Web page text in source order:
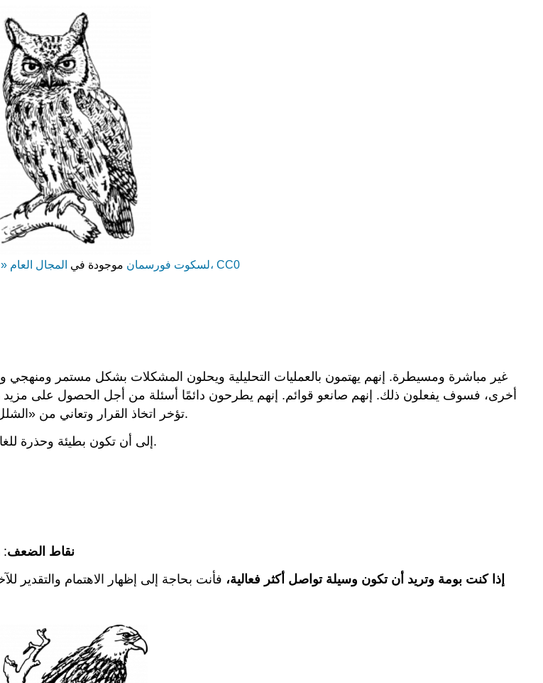
لسكوت فورسمان موجودة في المجال العام، CC0
أخرى، فسوف يفعلون ذلك. إنهم صانعو قوائم. إنهم يطرحون دائمًا أسئلة من أجل الحصول على مزيد
تؤخر اتخاذ القرار وتعاني من «الشلل عن طريق التحليل». يمكن أن تظهر على أنها منعزلة وسهلة الإرضاء وناقدة.
تميل إجراءات وقرارات Owl إلى أن تكون بطيئة وحذرة للغاية، لكنها نادرًا ما تفوت الموعد النهائي.
نقاط الضعف:
إذا كنت بومة وتريد أن تكون وسيلة تواصل أكثر فعالية، فأنت بحاجة إلى إظهار الاهتمام